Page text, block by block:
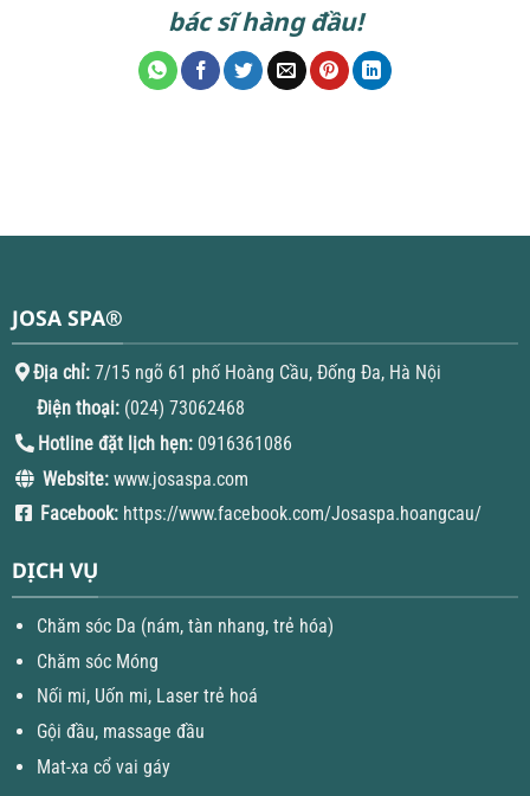
bác sĩ hàng đầu!
JOSA SPA®
Địa chỉ:7/15 ngõ 61 phố Hoàng Cầu, Đống Đa, Hà Nội
Điện thoại:(024) 73062468
Hotline đặt lịch hẹn: 0916361086
Website: www.josaspa.com
Facebook: https://www.facebook.com/Josaspa.hoangcau/
DỊCH VỤ
Chăm sóc Da (nám, tàn nhang, trẻ hóa)
Chăm sóc Móng
Nối mi, Uốn mi, Laser trẻ hoá
Gội đầu, massage đầu
Mat-xa cổ vai gáy